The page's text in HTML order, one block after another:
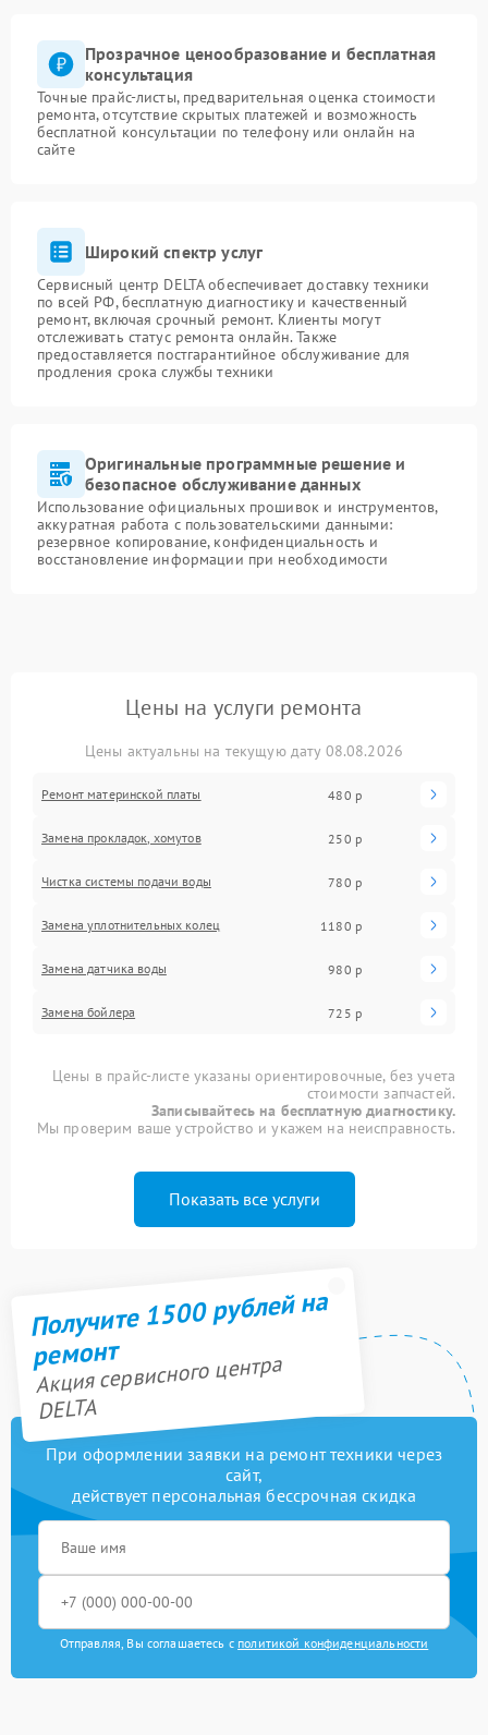
Прозрачное ценообразование и бесплатная
консультация
Точные прайс-листы, предварительная оценка стоимости
ремонта, отсутствие скрытых платежей и возможность
бесплатной консультации по телефону или онлайн на
сайте
Широкий спектр услуг
Сервисный центр DELTA обеспечивает доставку техники
по всей РФ, бесплатную диагностику и качественный
ремонт, включая срочный ремонт. Клиенты могут
отслеживать статус ремонта онлайн. Также
предоставляется постгарантийное обслуживание для
продления срока службы техники
Оригинальные программные решение и
безопасное обслуживание данных
Использование официальных прошивок и инструментов,
аккуратная работа с пользовательскими данными:
резервное копирование, конфиденциальность и
восстановление информации при необходимости
Цены на услуги ремонта
Цены актуальны на текущую дату 08.08.2026
Ремонт материнской платы 480 р
Замена прокладок, хомутов 250 р
Чистка системы подачи воды 780 р
Замена уплотнительных колец 1180 р
Замена датчика воды 980 р
Замена бойлера 725 р
Цены в прайс-листе указаны ориентировочные, без учета
стоимости запчастей.
Записывайтесь на бесплатную диагностику.
Мы проверим ваше устройство и укажем на неисправность.
Показать все услуги
Получите 1500 рублей на
ремонт
Акция сервисного центра
DELTA
При оформлении заявки на ремонт техники через
сайт,
действует персональная бессрочная скидка
Отправляя, Вы соглашаетесь с политикой конфиденциальности